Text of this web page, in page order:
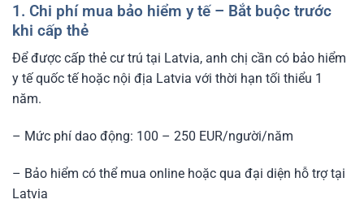
1. Chi phí mua bảo hiểm y tế – Bắt buộc trước
khi cấp thẻ
Để được cấp thẻ cư trú tại Latvia, anh chị cần có bảo hiểm
y tế quốc tế hoặc nội địa Latvia với thời hạn tối thiểu 1
năm.
– Mức phí dao động: 100 – 250 EUR/người/năm
– Bảo hiểm có thể mua online hoặc qua đại diện hỗ trợ tại
Latvia